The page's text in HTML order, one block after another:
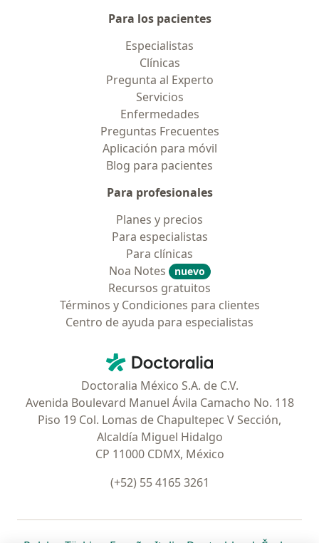
Para los pacientes
Especialistas
Clínicas
Pregunta al Experto
Servicios
Enfermedades
Preguntas Frecuentes
Aplicación para móvil
Blog para pacientes
Para profesionales
Planes y precios
Para especialistas
Para clínicas
Noa Notes
nuevo
Recursos gratuitos
Términos y Condiciones para clientes
Centro de ayuda para especialistas
Doctoralia - Página de inicio
Doctoralia México S.A. de C.V.
Avenida Boulevard Manuel Ávila Camacho No. 118
Piso 19 Col. Lomas de Chapultepec V Sección,
Alcaldía Miguel Hidalgo
CP 11000 CDMX, México
(+52) 55 4165 3261